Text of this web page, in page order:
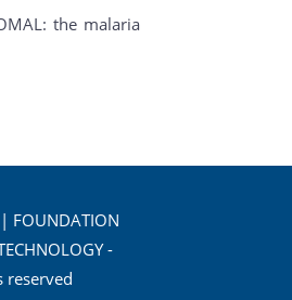
the malaria
-
reserved